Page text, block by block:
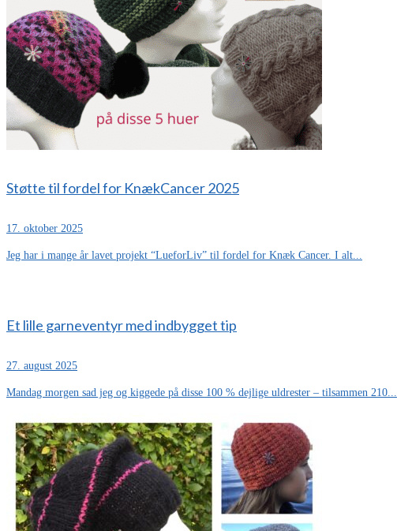
Støtte til fordel for KnækCancer 2025
17. oktober 2025
Jeg har i mange år lavet projekt “LueforLiv” til fordel for Knæk Cancer. I alt...
Et lille garneventyr med indbygget tip
27. august 2025
Mandag morgen sad jeg og kiggede på disse 100 % dejlige uldrester – tilsammen 210...